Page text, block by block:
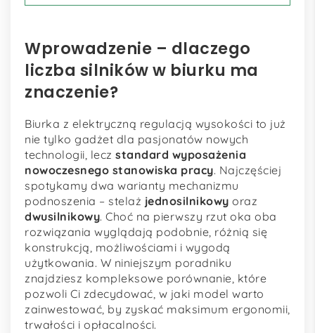
Wprowadzenie – dlaczego
liczba silników w biurku ma
znaczenie?
Biurka z elektryczną regulacją wysokości to już
nie tylko gadżet dla pasjonatów nowych
technologii, lecz standard wyposażenia
nowoczesnego stanowiska pracy. Najczęściej
spotykamy dwa warianty mechanizmu
podnoszenia – stelaż jednosilnikowy oraz
dwusilnikowy. Choć na pierwszy rzut oka oba
rozwiązania wyglądają podobnie, różnią się
konstrukcją, możliwościami i wygodą
użytkowania. W niniejszym poradniku
znajdziesz kompleksowe porównanie, które
pozwoli Ci zdecydować, w jaki model warto
zainwestować, by zyskać maksimum ergonomii,
trwałości i opłacalności.